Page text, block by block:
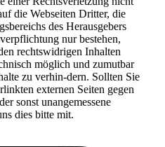
die Webseiten Dritter, die
des Herausgebers
nur bestehen,
rechtswidrigen Inhalten
möglich und zumutbar
zu verhin-dern. Sollten Sie
externen Seiten gegen
sonst unangemessene
dies bitte mit.